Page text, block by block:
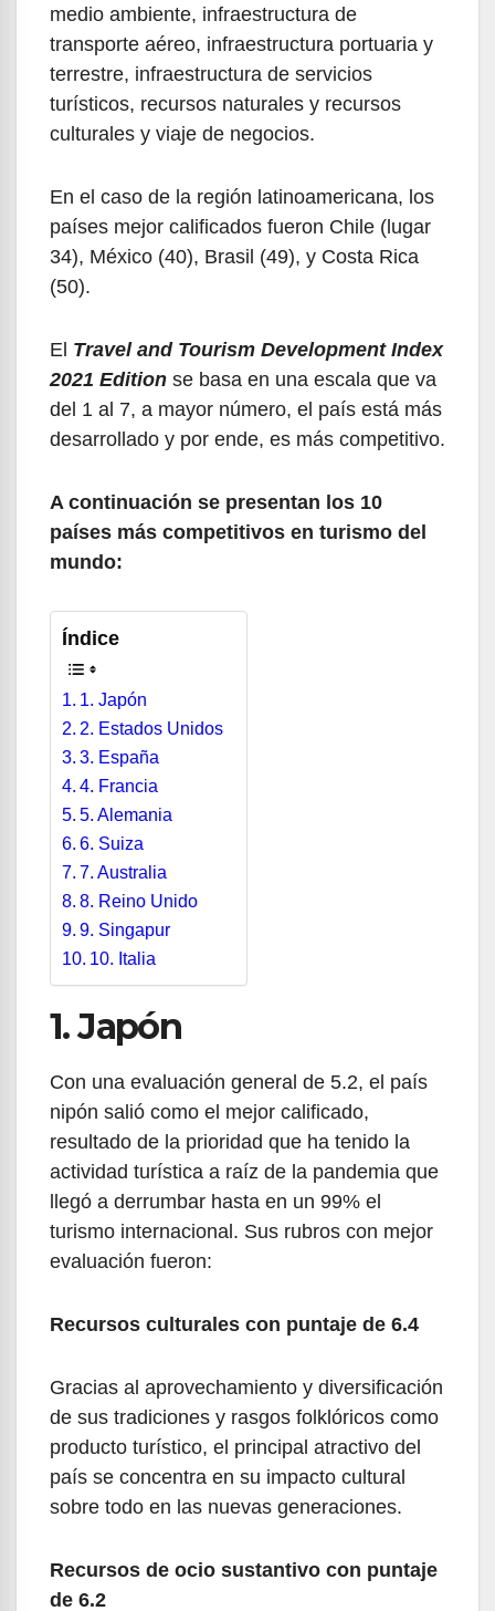
medio ambiente, infraestructura de
transporte aéreo, infraestructura portuaria y
terrestre, infraestructura de servicios
turísticos, recursos naturales y recursos
culturales y viaje de negocios.
En el caso de la región latinoamericana, los
países mejor calificados fueron Chile (lugar
34), México (40), Brasil (49), y Costa Rica
(50).
El Travel and Tourism Development Index
2021 Edition se basa en una escala que va
del 1 al 7, a mayor número, el país está más
desarrollado y por ende, es más competitivo.
A continuación se presentan los 10
países más competitivos en turismo del
mundo:
Índice
1. Japón
2. Estados Unidos
3. España
4. Francia
5. Alemania
6. Suiza
7. Australia
8. Reino Unido
9. Singapur
10. Italia
1. Japón
Con una evaluación general de 5.2, el país
nipón salió como el mejor calificado,
resultado de la prioridad que ha tenido la
actividad turística a raíz de la pandemia que
llegó a derrumbar hasta en un 99% el
turismo internacional. Sus rubros con mejor
evaluación fueron:
Recursos culturales con puntaje de 6.4
Gracias al aprovechamiento y diversificación
de sus tradiciones y rasgos folklóricos como
producto turístico, el principal atractivo del
país se concentra en su impacto cultural
sobre todo en las nuevas generaciones.
Recursos de ocio sustantivo con puntaje
de 6.2